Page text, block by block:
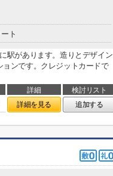
ト
駅があります。造りとデザイン
ンです。クレジットカードで
詳細
検討リスト
詳細を見る 追加する